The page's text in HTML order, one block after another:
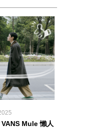
Mule 懶人